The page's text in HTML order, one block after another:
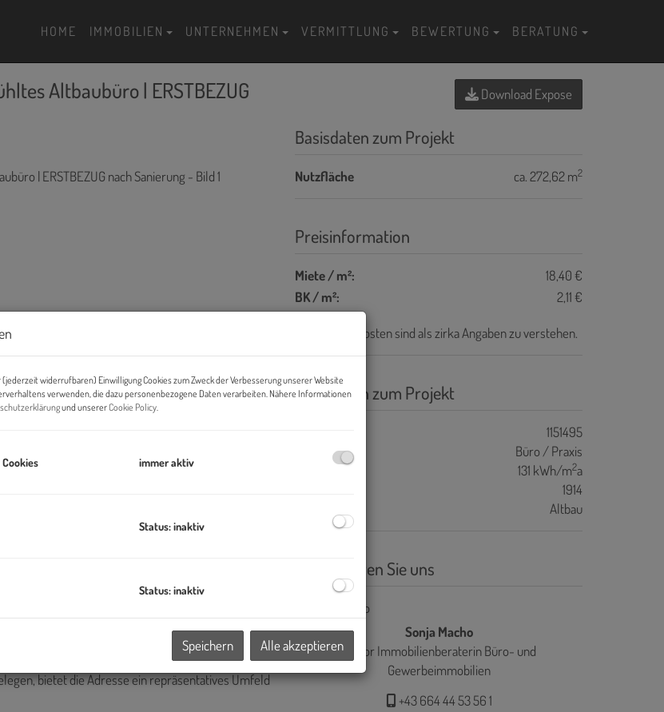
HOME IMMOBILIEN UNTERNEHMEN VERMITTLUNG BEWERTUNG BERATUNG
Altbaubüro | ERSTBEZUG
Straße, in einer belebten, aber charmanten
bietet die Adresse ein repräsentatives Umfeld
Download Expose
Basisdaten zum Projekt
Nutzfläche ca. 272,62 m2
Preisinformation
Miete / m²:
18,40 €
BK / m²:
2,11 €
Die Betriebskosten sind als zirka Angaben zu verstehen.
Basisdaten zum Projekt
1151495
Objektart
Büro / Praxis
131 kWh/m2a
1914
Altbau
Kontaktieren Sie uns
Sonja Macho
Senior Immobilienberaterin Büro- und
Gewerbeimmobilien
+43 664 44 53 56 1
widerrufbaren) Einwilligung Cookies zum Zweck der Verbesserung unserer Website
verwenden, die dazu personenbezogene Daten verarbeiten. Nähere Informationen
und unsererCookie Policy
immer aktiv
Status: inaktiv
Status: inaktiv
Speichern Alle akzeptieren